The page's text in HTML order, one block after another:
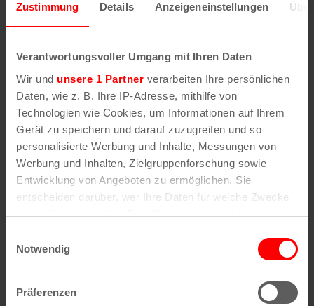
Zustimmung Details Anzeigeneinstellungen
Verantwortungsvoller Umgang mit Ihren Daten
Wir und unsere 1 Partner verarbeiten Ihre persönlichen
Daten, wie z. B. Ihre IP-Adresse, mithilfe von
Technologien wie Cookies, um Informationen auf Ihrem
Gerät zu speichern und darauf zuzugreifen und so
personalisierte Werbung und Inhalte, Messungen von
Werbung und Inhalten, Zielgruppenforschung sowie
Entwicklung von Angeboten zu ermöglichen. Sie
entscheiden darüber, wer Ihre Daten für welche Zwecke
nutzt. Sie können Ihre Einwilligung jederzeit über die
Trigger Symbol ändern oder widerrufen
Informationen über Ihre geografische Lage
Notwendig
Präferenzen
50678 Köln
Anstoß: 19 Uhr
Alle Angaben ohne Gewähr. Veranstaltungen im
Freien können bei schlechtem Wetter abgesagt
werden. Bitte fragt im Zweifel vorher beim
Veranstalter nach.
Fußball-WM 2026: Weitere Public Viewing
Termine in Köln